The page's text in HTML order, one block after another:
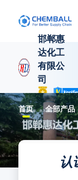
邯郸惠
达化工
有限公
司
中国 河北
首页 全部产品
认